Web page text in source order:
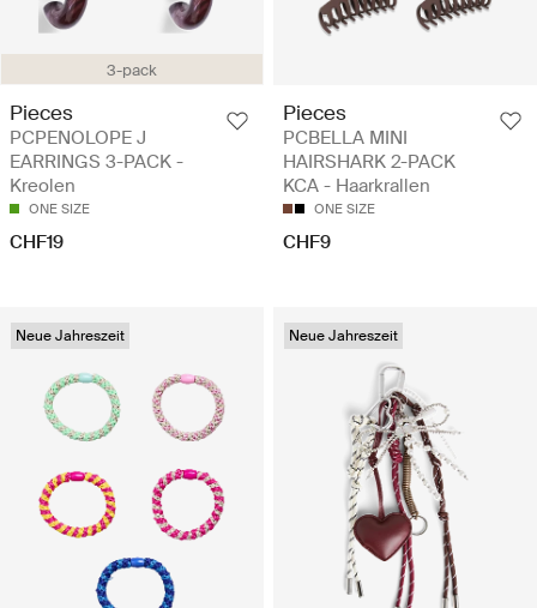
3-pack
Pieces
PCPENOLOPE J
EARRINGS 3-PACK -
Kreolen
ONE SIZE
CHF19
Pieces
PCBELLA MINI
HAIRSHARK 2-PACK
KCA - Haarkrallen
ONE SIZE
CHF9
Neue Jahreszeit Neue Jahreszeit